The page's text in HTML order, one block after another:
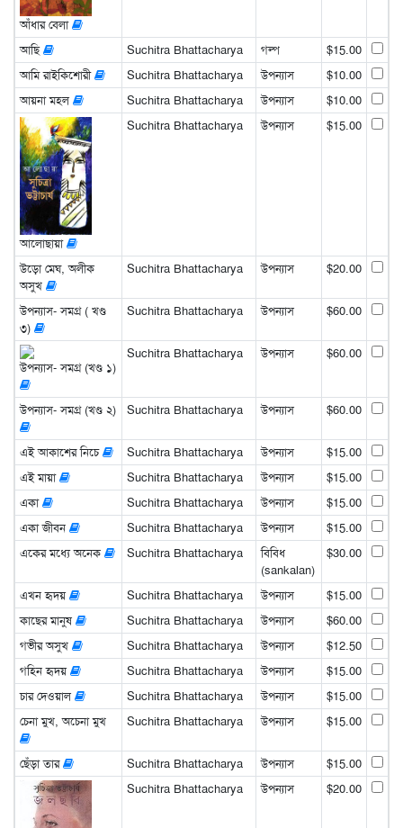
আঁধার বেলা
আছি Suchitra Bhattacharya গল্প
$15.00
আমি রাইকিশোরী
Suchitra Bhattacharya উপন্যাস
$10.00
আয়না মহল
Suchitra Bhattacharya উপন্যাস $10.00
আলোছায়া
Suchitra Bhattacharya উপন্যাস $15.00
উড়ো মেঘ, অলীক
অসুখ
Suchitra Bhattacharya উপন্যাস $20.00
উপন্যাস- সমগ্র ( খণ্ড
৩)
Suchitra Bhattacharya উপন্যাস $60.00
উপন্যাস- সমগ্র (খণ্ড ১)
Suchitra Bhattacharya উপন্যাস $60.00
উপন্যাস- সমগ্র (খণ্ড ২) Suchitra Bhattacharya উপন্যাস $60.00
এই আকাশের নিচে Suchitra Bhattacharya উপন্যাস
$15.00
এই মায়া
Suchitra Bhattacharya উপন্যাস
$15.00
একা
Suchitra Bhattacharya উপন্যাস
$15.00
একা জীবন
Suchitra Bhattacharya উপন্যাস
$15.00
একের মধ্যে অনেক
Suchitra Bhattacharya
বিবিধ
(sankalan)
$30.00
এখন হৃদয় Suchitra Bhattacharya উপন্যাস
$15.00
কাছের মানুষ
Suchitra Bhattacharya উপন্যাস
$60.00
গভীর অসুখ
Suchitra Bhattacharya উপন্যাস
$12.50
গহিন হৃদয়
Suchitra Bhattacharya উপন্যাস
$15.00
চার দেওয়াল
Suchitra Bhattacharya উপন্যাস
$15.00
চেনা মুখ, অচেনা মুখ
Suchitra Bhattacharya উপন্যাস $15.00
ছেঁড়া তার Suchitra Bhattacharya উপন্যাস $15.00
Suchitra Bhattacharya উপন্যাস $20.00